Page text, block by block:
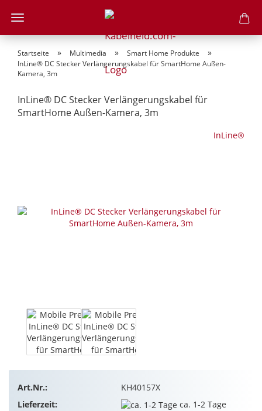
Startseite » Multimedia » Smart Home Produkte »
InLine® DC Stecker Verlängerungskabel für SmartHome Außen-
Kamera, 3m
InLine® DC Stecker Verlängerungskabel für
SmartHome Außen-Kamera, 3m
InLine®
Art.Nr.:
KH40157X
Lieferzeit:
ca. 1-2 Tage